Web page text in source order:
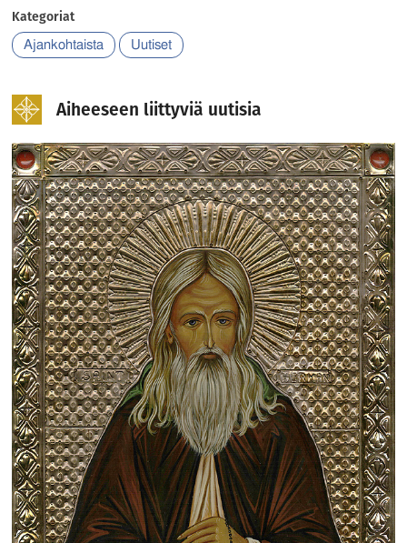
Kategoriat
Ajankohtaista Uutiset
Aiheeseen liittyviä uutisia